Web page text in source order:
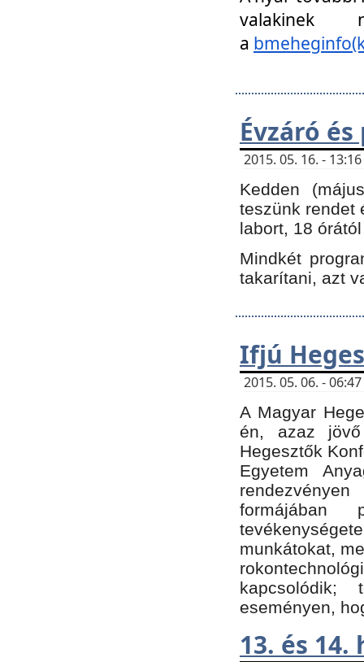
a
Évzáró
2015. 05. 16. -
Kedden
teszünk rendet
labort, 18
Mindkét
takarítani, azt
Ifjú
2015. 05. 06. -
A Magyar
én, azaz
Hegesztők
Egyetem
formájában
munkátokat,
eseményen,
13. és